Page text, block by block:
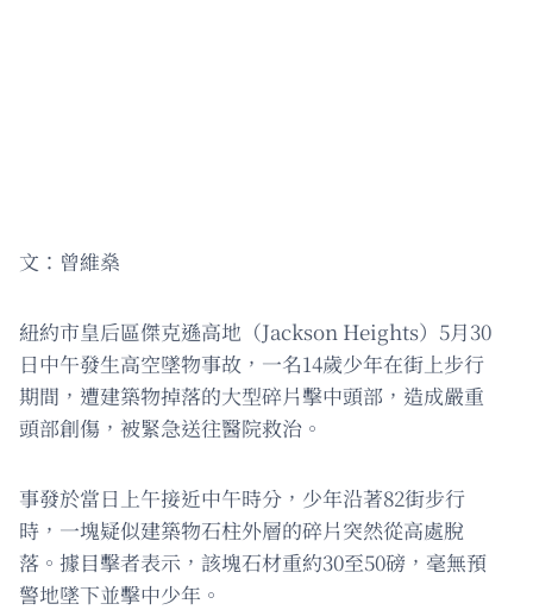
文：曾維燊
紐約市皇后區傑克遜高地（Jackson Heights）5月30
日中午發生高空墜物事故，一名14歲少年在街上步行
期間，遭建築物掉落的大型碎片擊中頭部，造成嚴重
頭部創傷，被緊急送往醫院救治。
事發於當日上午接近中午時分，少年沿著82街步行
時，一塊疑似建築物石柱外層的碎片突然從高處脫
落。據目擊者表示，該塊石材重約30至50磅，毫無預
警地墜下並擊中少年。